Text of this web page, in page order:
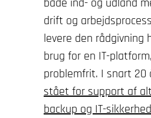
drift og
levere den rådgivning
brug for en IT-
problemfrit. I snart 20
stået for support af
backup og IT-sikkerhed